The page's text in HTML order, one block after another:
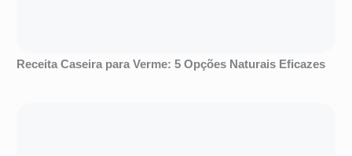
Receita Caseira para Verme: 5 Opções Naturais Eficazes